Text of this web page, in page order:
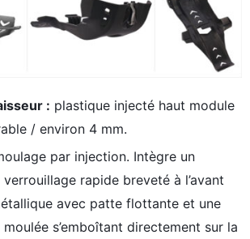
: plastique injecté haut module
/ environ 4 mm.
par injection. Intègre un
rapide breveté à l’avant
avec patte flottante et une
s’emboîtant directement sur la